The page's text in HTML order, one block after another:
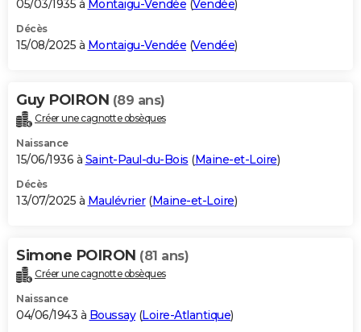
05/03/1935 à Montaigu-Vendée (Vendée)
Décès
15/08/2025 à Montaigu-Vendée (Vendée)
Guy POIRON (89 ans)
Créer une cagnotte obsèques
Naissance
15/06/1936 à Saint-Paul-du-Bois (Maine-et-Loire)
Décès
13/07/2025 à Maulévrier(Maine-et-Loire)
Simone POIRON (81 ans)
Créer une cagnotte obsèques
Naissance
04/06/1943 à Boussay(Loire-Atlantique)